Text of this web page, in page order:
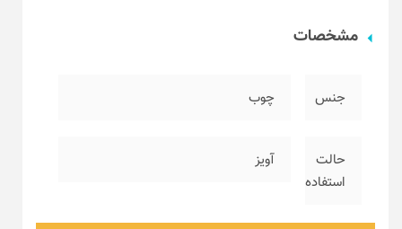
مشخصات
جنس چوب
حالت
استفاده
آویز